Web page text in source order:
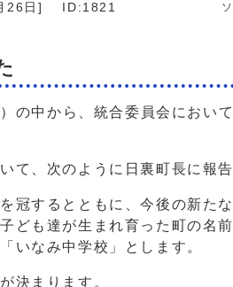
26日 ] ID:1821
中から、統合委員会におい
、次のように日裏町長に報告
冠するとともに、今後の新た
ども達が生まれ育った町の名
いなみ中学校」とします。
決まります。